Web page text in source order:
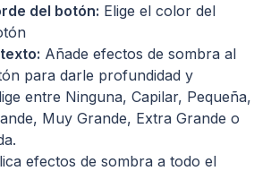
del botón: Elige el color del
Añade efectos de sombra al
para darle profundidad y
entre Ninguna, Capilar, Pequeña,
Muy Grande, Extra Grande o
efectos de sombra a todo el